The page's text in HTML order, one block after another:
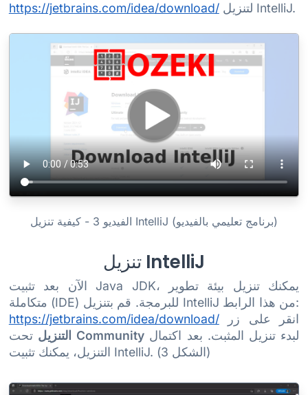
https://jetbrains.com/idea/download/
لتنزيل IntelliJ.
الفيديو 3 - كيفية تنزيل IntelliJ (برنامج تعليمي بالفيديو)
تنزيل IntelliJ
الآن بعد تثبيت Java JDK، يمكنك تنزيل بيئة تطوير
متكاملة (IDE) للبرمجة. قم بتنزيل IntelliJ من هذا الرابط:
https://jetbrains.com/idea/download/
انقر على زر
التنزيل Community
التنزيل، يمكنك تثبيت IntelliJ. (الشكل 3)